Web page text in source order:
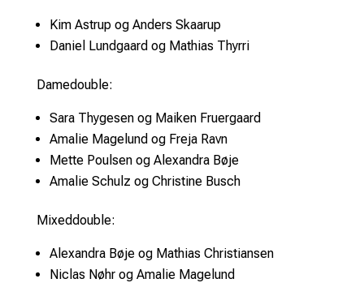
Kim Astrup og Anders Skaarup
Daniel Lundgaard og Mathias Thyrri
Damedouble:
Sara Thygesen og Maiken Fruergaard
Amalie Magelund og Freja Ravn
Mette Poulsen og Alexandra Bøje
Amalie Schulz og Christine Busch
Mixeddouble:
Alexandra Bøje og Mathias Christiansen
Niclas Nøhr og Amalie Magelund